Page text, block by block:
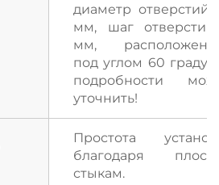
диаметр отверстий
мм, шаг
мм,
под углом 60
подробности
уточнить!
Простота
благодаря
стыкам.